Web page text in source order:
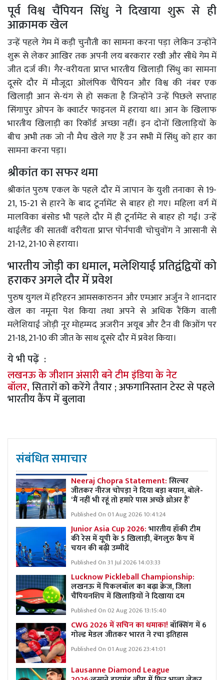
पूर्व विश्व चैंपियन सिंधु ने दिखाया शुरू से ही
आक्रामक खेल
उन्हें पहले गेम में कड़ी चुनौती का सामना करना पड़ा लेकिन उन्होंने
शुरू से लेकर आखिर तक अपनी लय बरकरार रखी और सीधे गेम में
जीत दर्ज की। गैर-वरीयता प्राप्त भारतीय खिलाड़ी सिंधु का सामना
दूसरे दौर में मौजूदा ओलंपिक चैंपियन और विश्व की नंबर एक
खिलाड़ी आन से-यंग से हो सकता है जिन्होंने उन्हें पिछले सप्ताह
सिंगापुर ओपन के क्वार्टर फाइनल में हराया था। आन के खिलाफ
भारतीय खिलाड़ी का रिकॉर्ड अच्छा नहीं। इन दोनों खिलाड़ियों के
बीच अभी तक जो नौ मैच खेले गए हैं उन सभी में सिंधु को हार का
सामना करना पड़ा।
श्रीकांत का सफर थमा
श्रीकांत पुरुष एकल के पहले दौर में जापान के युशी तनाका से 19-
21, 15-21 से हारने के बाद टूर्नामेंट से बाहर हो गए। महिला वर्ग में
मालविका बंसोड भी पहले दौर में ही टूर्नामेंट से बाहर हो गईं। उन्हें
थाईलैंड की सातवीं वरीयता प्राप्त पोर्नपावी चोचुवोंग ने आसानी से
21-12, 21-10 से हराया।
भारतीय जोड़ी का धमाल, मलेशियाई प्रतिद्वंद्वियों को
हराकर अगले दौर में प्रवेश
पुरुष युगल में हरिहरन आमसकारुनन और एमआर अर्जुन ने शानदार
खेल का नमूना पेश किया तथा अपने से अधिक रैंकिंग वाली
मलेशियाई जोड़ी नूर मोहम्मद अजरीन अयूब और टैन वी किओंग पर
21-18, 21-10 की जीत के साथ दूसरे दौर में प्रवेश किया।
ये भी पढ़ें :
लखनऊ के जीशान अंसारी बने टीम इंडिया के नेट
बॉलर,सितारों को करेंगे तैयार ; अफगानिस्तान टेस्ट से पहले
भारतीय कैंप में बुलावा
संबंधित समाचार
Neeraj Chopra Statement:सिल्वर
जीतकर नीरज चोपड़ा ने दिया बड़ा बयान, बोले-
‘मैं नहीं भी रहूं तो हमारे पास अच्छे थ्रोअर हैं’
Published On 01 Aug 2026 10:41:24
Junior Asia Cup 2026:भारतीय हॉकी टीम
की रेस में यूपी के 5 खिलाड़ी, बेंगलुरु कैंप में
चयन की बढ़ी उम्मीदें
Published On 31 Jul 2026 14:03:33
Lucknow Pickleball Championship:
लखनऊ में पिकलबॉल का बढ़ा क्रेज, जिला
चैंपियनशिप में खिलाड़ियों ने दिखाया दम
Published On 02 Aug 2026 13:15:40
CWG 2026 में सचिन का धमाका!बॉक्सिंग में 6
गोल्ड मेडल जीतकर भारत ने रचा इतिहास
Published On 01 Aug 2026 23:41:01
Lausanne Diamond League